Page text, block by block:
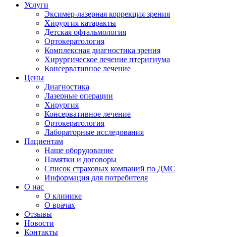
Услуги
Эксимер-лазерная коррекция зрения
Хирургия катаракты
Детская офтальмология
Ортокератология
Комплексная диагностика зрения
Хирургическое лечение птеригиума
Консервативное лечение
Цены
Диагностика
Лазерные операции
Хирургия
Консервативное лечение
Ортокератология
Лабораторные исследования
Пациентам
Наше оборудование
Памятки и договоры
Список страховых компаний по ДМС
Информация для потребителя
О нас
О клинике
О врачах
Отзывы
Новости
Контакты